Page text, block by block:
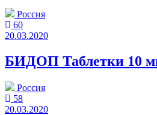
Россия
60
20.03.2020
БИДОП Таблетки 10
Россия
58
20.03.2020